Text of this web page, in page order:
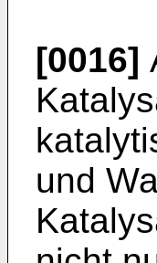
[0016]
und